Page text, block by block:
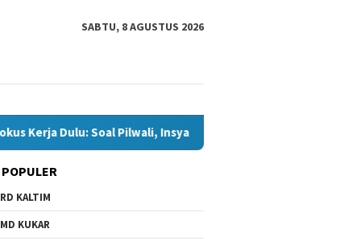
SABTU, 8 AGUSTUS 2026
Soal Pilwali, Insya Allah Siap
KALTIM
KUKAR